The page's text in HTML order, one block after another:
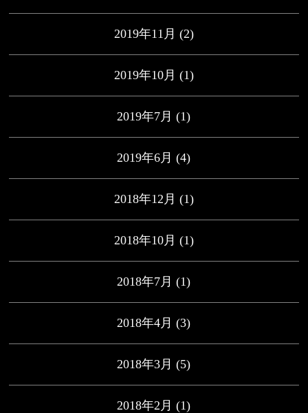
2019年11月 (2)
2019年10月 (1)
2019年7月 (1)
2019年6月 (4)
2018年12月 (1)
2018年10月 (1)
2018年7月 (1)
2018年4月 (3)
2018年3月 (5)
2018年2月 (1)